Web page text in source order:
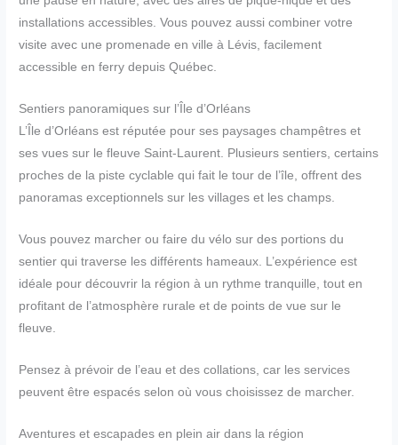
installations accessibles. Vous pouvez aussi combiner votre
visite avec une promenade en ville à Lévis, facilement
accessible en ferry depuis Québec.
Sentiers panoramiques sur l’Île d’Orléans
L’Île d’Orléans est réputée pour ses paysages champêtres et
ses vues sur le fleuve Saint-Laurent. Plusieurs sentiers, certains
proches de la piste cyclable qui fait le tour de l’île, offrent des
panoramas exceptionnels sur les villages et les champs.
Vous pouvez marcher ou faire du vélo sur des portions du
sentier qui traverse les différents hameaux. L’expérience est
idéale pour découvrir la région à un rythme tranquille, tout en
profitant de l’atmosphère rurale et de points de vue sur le
fleuve.
Pensez à prévoir de l’eau et des collations, car les services
peuvent être espacés selon où vous choisissez de marcher.
Aventures et escapades en plein air dans la région